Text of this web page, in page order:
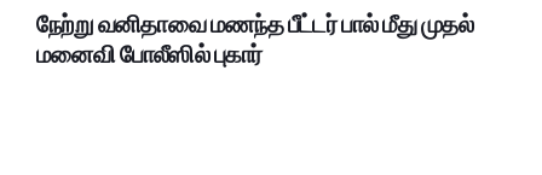
நேற்று வனிதாவை மணந்த பீட்டர் பால் மீது முதல்
மனைவி போலீஸில் புகார்